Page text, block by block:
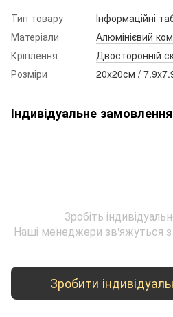
Тип товару
Інформаційні
Матеріали
Алюмінієвий
Кріплення
Двосторонній
Розміри
20х20см /
Індивідуальне замовлення
Зробіть
Наші менеджери зв'яжуться
Зробити